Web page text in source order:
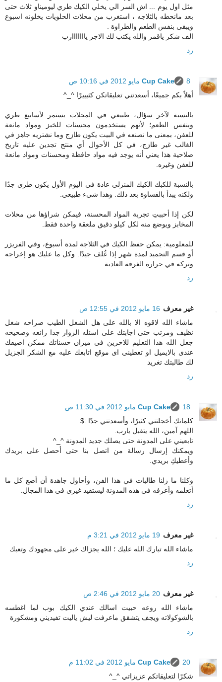
مثل اول يوم ... اش السر الي يخلي الكيك طري ليوميناو ثلاث حتى
بعد مانحطه بالثلاجه ، استغرب من محلات الحلويات يخلونه اسبوع
ويبقى بنفس الطعم والطراوة .
الف شكر ياقمر والله يكتب لك الاجر يااااااارب
رد
Cup Cake
8 مايو 2012 في 10:16 ص
أهلاً بكم جميعًا، أسعدتني تعليقاتكن كثيييرًا ^_^
بالنسبة لآخر سؤال، طبيعي في المحلات يستمر لأسابيع طري
وبنفس الطعم؛ لأنهم يستخدمون محسنات للخبز ومواد مانعة
للعفن، بمعنى ما نصنعه في البيت يكون طازج وما نشتريه جاهز في
الغالب غير طازج، في كل الأحوال أي منتج تجدين عليه تاريخ
صلاحية هذا يعني أنه يوجد فيه مواد حافظة ومحسنات ومواد مانعة
للعفن وغيره.
بالنسبة للكبك الكيك المنزلي عادة في اليوم الأول يكون طري جدًا
ولكنه يبدأ بالقساوة بعد ذلك. وهذا شيء طبيعي.
لكن إذا أحببتِ تجربة المواد المحسنة، فيمكن شراؤها من محلات
المخابز ويوضع منه لكل كيلو دقيق ملعقة واحدة فقط.
للمعلومية: يمكن حفظ الكيك في الثلاجة لمدة أسبوع، وفي الفريزر
أو قسم التجميد لمدة شهر إذا غُلف جيدًا. وكل ما عليك هو إخراجه
وتركه في حرارة الغرفة العادية.
رد
غير معرف 16 مايو 2012 في 12:55 ص
ماشاء الله لاقوه الا بالله على هل الشغل الطيب صراحه شغل
نظيف ومرتب حتى اجابتك على اسئله الزوار جدا رائعه وصحيحه
جعل الله هذا التعليم للاخرين فى ميزان حسناتك ممكن اضيفك
عندى بالايميل او تعطينى اى موقع اتابعك عليه مع الشكر الجزيل
لك طالبتك تغريد
رد
Cup Cake
18 مايو 2012 في 11:30 ص
كلماتك أخجلتني كثيرًا، وأسعدتني جدًا :$
اللهم آمين، الله يتقبل يارب.
تابعيني على المدونة حتى يصلك جديد المدونة ^_^
ويمكنك إرسال رسالة من اتصل بنا حتى أحصل على بريدك
وأعطيكِ بريدي.
وكلنا ما زلنا طالبات في هذا الفن، وأحاول جاهدة أن أضع كل ما
أتعلمه وأعرفه في هذه المدونة ليستفيد غيري في هذا المجال.
رد
غير معرف 19 مايو 2012 في 3:21 م
ماشاء الله تبارك الله عليك ؛ الله يجزاك خير على مجهودك وتعبك
رد
غير معرف 20 مايو 2012 في 2:46 ص
ماشاء الله روعه حبيت اسالك عندي الكيك بوب لما اغطسه
بالشوكولاته ويجف يتشقق ماعرفت ليش ياليت تفيديني ومشكورة
رد
Cup Cake
20 مايو 2012 في 11:02 م
شكرًا لتعليقاتكم عزيزاتي ^_^